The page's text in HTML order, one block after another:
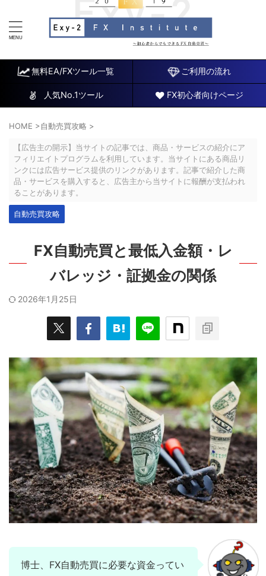
無料EA/FXツール一覧 ご利用の流れ
人気No.1ツール FX初心者向けページ
HOME >自動売買攻略 >
【広告主の開示】当サイトの記事では、商品・サービスの紹介にア
フィリエイトプログラムを利用しています。当サイトにある商品リ
ンクには広告サービス提供のリンクがあります。記事で紹介した商
品・サービスを購入すると、広告主から当サイトに報酬が支払われ
ることがあります。
自動売買攻略
FX自動売買と最低入金額・レ
バレッジ・証拠金の関係
2026年1月25日
博士、FX自動売買に必要な資金ってい